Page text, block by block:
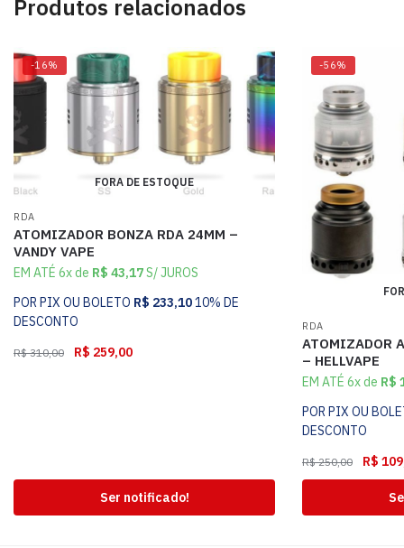
Produtos relacionados
-16%
FORA DE ESTOQUE
RDA
ATOMIZADOR BONZA RDA 24MM –
VANDY VAPE
EM ATÉ 6x de R$ 43,17S/ JUROS
POR PIX OU BOLETO R$ 233,1010% DE
DESCONTO
R$310,00 R$ 259,00
Ser notificado!
-56%
RDA
ATOMIZADOR
– HELLVAPE
EM ATÉ 6x de R$
POR PIX OU
DESCONTO
R$250,00 R$